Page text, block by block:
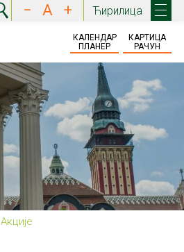
− A + Ћирилица
КАЛЕНДАР
ПЛАНЕР
КАРТИЦА
РАЧУН
Акције